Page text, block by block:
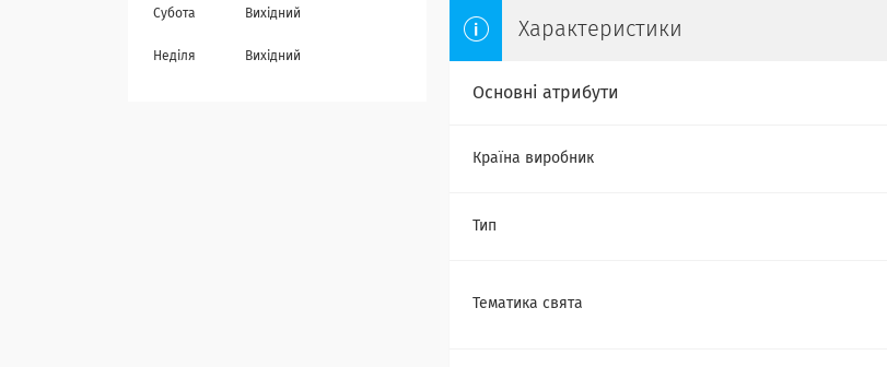
Характеристики
Основні атрибути
Країна виробник
Тип
Тематика свята
Субота Вихідний
Неділя Вихідний